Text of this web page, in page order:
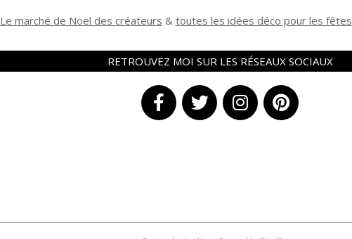
Le marché de Noël des créateurs & toutes les idées déco pour les fêtes
RETROUVEZ MOI SUR LES RÉSEAUX SOCIAUX